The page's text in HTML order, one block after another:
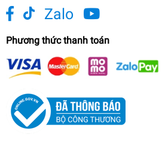
Zalo
Phương thức thanh toán